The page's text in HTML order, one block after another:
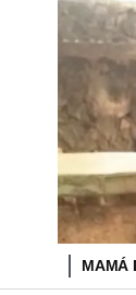
MAMÁ